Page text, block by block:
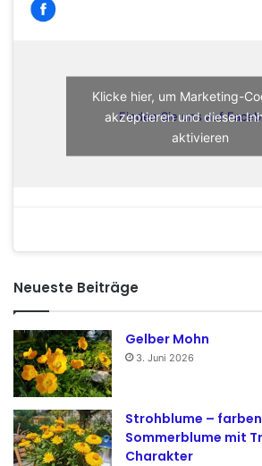
Finden Sie uns auf
Klicke hier, um Marketing-
akzeptieren und diesen
aktivieren
Neueste Beiträge
Gelber Mohn
3. Juni 2026
Strohblume –
Sommerblume mit
Charakter